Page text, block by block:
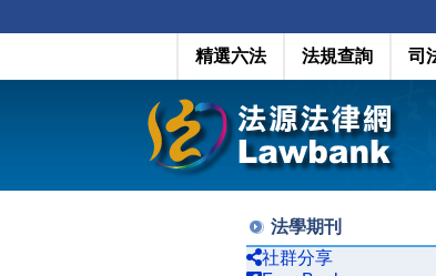
精選六法 法規查詢 司
法學期刊
社群分享